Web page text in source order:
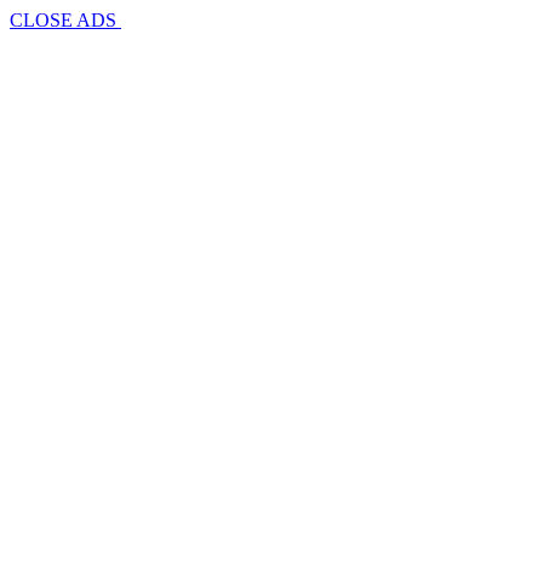
CLOSE ADS